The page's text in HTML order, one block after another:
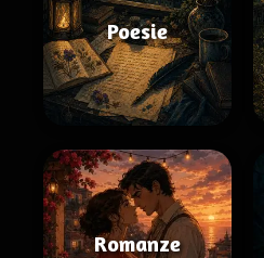
Poesie
Romanze